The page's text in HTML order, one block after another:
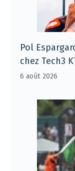
Pol
chez Tech3
6 août 2026